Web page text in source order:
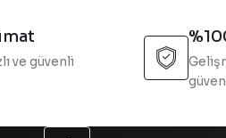
alternatifler olmalı.
ve güvenli